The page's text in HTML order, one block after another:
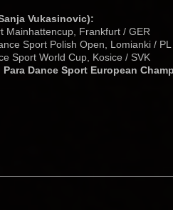
Vukasinovic):
Mainhattencup, Frankfurt / GER
Sport Polish Open, Lomianki / PL
Sport World Cup, Kosice / SVK
Dance Sport European